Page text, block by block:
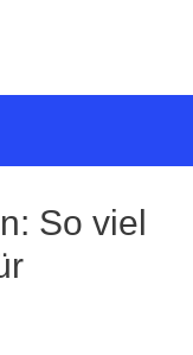
So viel